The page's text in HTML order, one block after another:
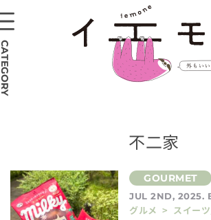
不二家
JUL 2ND, 2025.
グルメ > スイー